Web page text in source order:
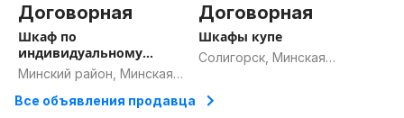
Договорная
Шкаф по
индивидуальному
проекту
Минский район, Минская
Договорная
Шкафы купе
Солигорск, Минская
Все объявления продавца